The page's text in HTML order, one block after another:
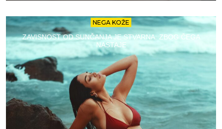
NEGA KOŽE
ZAVISNOST OD SUNČANJA JE STVARNA: ZBOG ČEGA
NASTAJE